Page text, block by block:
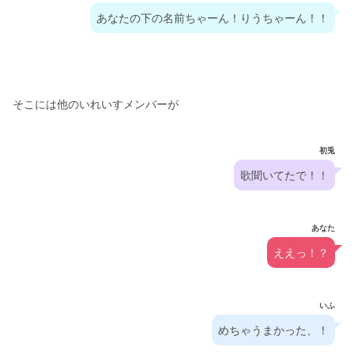
あなたの下の名前ちゃーん！りうちゃーん！！
そこには他のいれいすメンバーが
初兎
歌聞いてたで！！
あなた
ええっ！？
いふ
めちゃうまかった、！